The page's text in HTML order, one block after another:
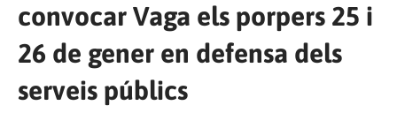
convocar Vaga els porpers 25 i
26 de gener en defensa dels
serveis públics